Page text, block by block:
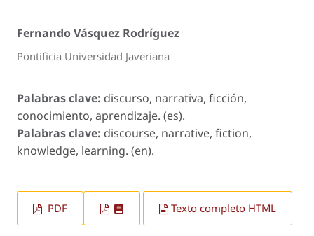
Fernando Vásquez Rodríguez
Pontificia Universidad Javeriana
Palabras clave: discurso, narrativa, ficción,
conocimiento, aprendizaje. (es).
Palabras clave: discourse, narrative, fiction,
knowledge, learning. (en).
PDF Texto completo HTML